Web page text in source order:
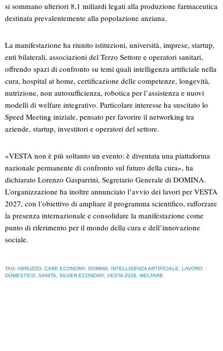
si sommano ulteriori 8,1 miliardi legati alla produzione farmaceutica
destinata prevalentemente alla popolazione anziana.
La manifestazione ha riunito istituzioni, università, imprese, startup,
enti bilaterali, associazioni del Terzo Settore e operatori sanitari,
offrendo spazi di confronto su temi quali intelligenza artificiale nella
cura, hospital at home, certificazione delle competenze, longevità,
nutrizione, non autosufficienza, robotica per l’assistenza e nuovi
modelli di welfare integrativo. Particolare interesse ha suscitato lo
Speed Meeting iniziale, pensato per favorire il networking tra
aziende, startup, investitori e operatori del settore.
«VESTA non è più soltanto un evento: è diventata una piattaforma
nazionale permanente di confronto sul futuro della cura», ha
dichiarato Lorenzo Gasparrini, Segretario Generale di DOMINA.
L’organizzazione ha inoltre annunciato l’avvio dei lavori per VESTA
2027, con l’obiettivo di ampliare il programma scientifico, rafforzare
la presenza internazionale e consolidare la manifestazione come
punto di riferimento per il mondo della cura e dell’innovazione
sociale.
TAG: ABRUZZO, CARE ECONOMY, DOMINA, INTELLIGENZA ARTIFICIALE, LAVORO
DOMESTICO, SANITA, SILVER ECONOMY, VESTA 2026, WELFARE